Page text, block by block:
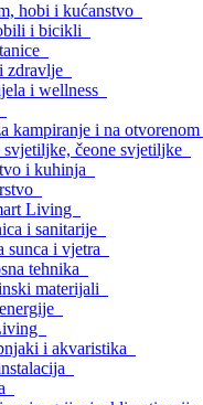
hobi i kućanstvo
i bicikli
zdravlje
i wellness
kampiranje i na otvorenom
svjetiljke, čeone svjetiljke
i kuhinja
Living
i sanitarije
sunca i vjetra
tehnika
materijali
i akvaristika